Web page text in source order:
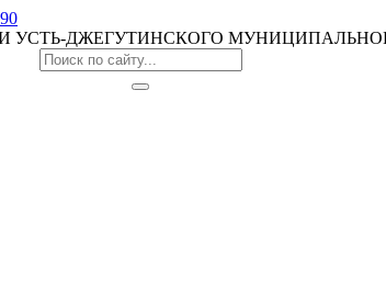
УСТЬ-ДЖЕГУТИНСКОГО